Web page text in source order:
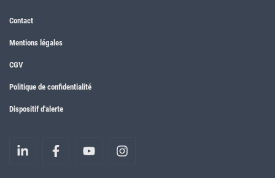
Contact
Mentions légales
CGV
Politique de confidentialité
Dispositif d'alerte